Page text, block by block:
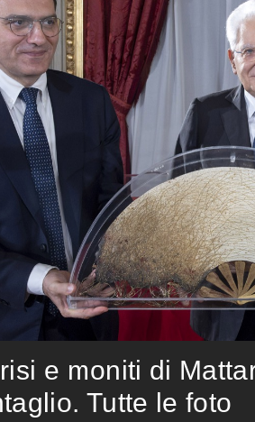
e moniti di
Tutte le foto